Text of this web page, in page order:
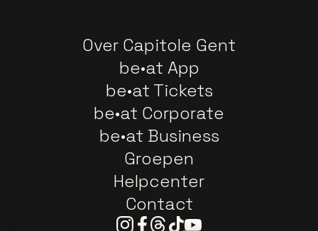
Over Capitole Gent
be•at App
be•at Tickets
be•at Corporate
be•at Business
Groepen
Helpcenter
Contact
Instagram
Facebook
Threads
TiktokYoutube